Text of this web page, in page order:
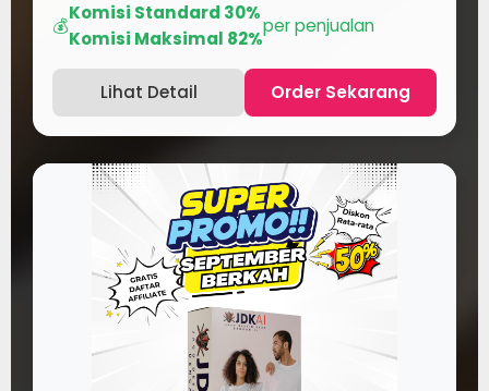
💰
Komisi Standard 30%
Komisi Maksimal 82%
per penjualan
Lihat Detail Order Sekarang